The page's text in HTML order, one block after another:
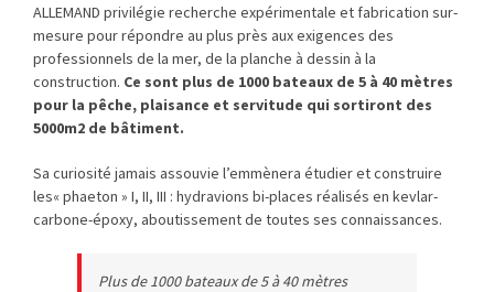
ALLEMAND privilégie recherche expérimentale et fabrication sur-
mesure pour répondre au plus près aux exigences des
professionnels de la mer, de la planche à dessin à la
construction. Ce sont plus de 1000 bateaux de 5 à 40 mètres
pour la pêche, plaisance et servitude qui sortiront des
5000m2 de bâtiment.
Sa curiosité jamais assouvie l’emmènera étudier et construire
les« phaeton » I, II, III : hydravions bi-places réalisés en kevlar-
carbone-époxy, aboutissement de toutes ses connaissances.
Plus de 1000 bateaux de 5 à 40 mètres